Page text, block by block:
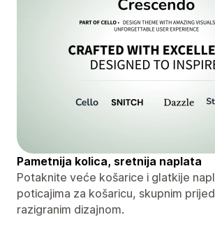
Pametnija kolica, sretnija naplata
Potaknite veće košarice i glatkije
poticajima za košaricu, skupnim
razigranim dizajnom.